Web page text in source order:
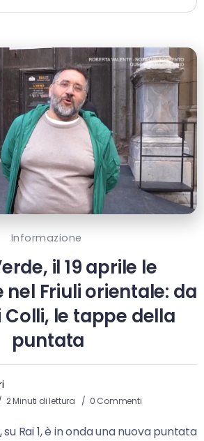
Informazione
il 19 aprile le
Friuli orientale: da
Colli, le tappe della
puntata
2 Minuti di lettura 0 Commenti
Rai 1, è in onda una nuova puntata